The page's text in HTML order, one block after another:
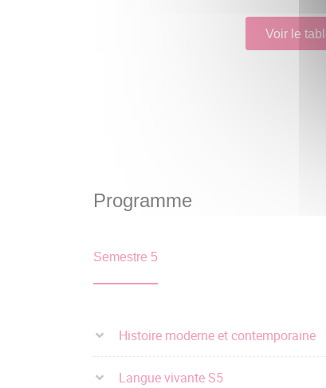
Voir le
Programme
Semestre 5
Histoire moderne et contemporaine
Langue vivante S5